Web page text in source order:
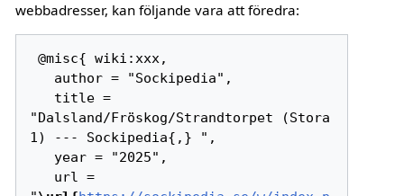
webbadresser, kan följande vara att föredra:
@misc{ wiki:xxx,
"Dalsland/Fröskog/Strandtorpet (Stora
1) --- Sockipedia{,} ",